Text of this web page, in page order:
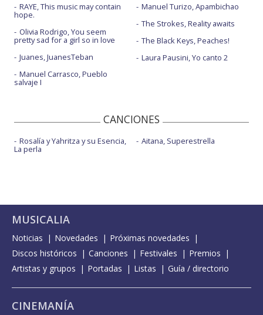
RAYE, This music may contain
hope.
Olivia Rodrigo, You seem
pretty sad for a girl so in love
Juanes, JuanesTeban
Manuel Carrasco, Pueblo
salvaje I
Manuel Turizo, Apambichao
The Strokes, Reality awaits
The Black Keys, Peaches!
Laura Pausini, Yo canto 2
CANCIONES
Rosalía y Yahritza y su Esencia,
La perla
Aitana, Superestrella
MUSICALIA
Noticias Novedades
Próximas novedades
Discos históricos
Canciones Festivales
Premios
Artistas y grupos
Portadas Listas Guía / directorio
CINEMANÍA